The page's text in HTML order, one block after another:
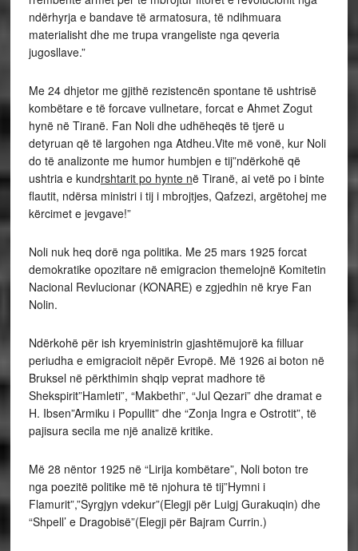
ndërhyrja e bandave të armatosura, të ndihmuara
materialisht dhe me trupa vrangeliste nga qeveria
jugosllave.”
Me 24 dhjetor me gjithë rezistencën spontane të ushtrisë
kombëtare e të forcave vullnetare, forcat e Ahmet Zogut
hynë në Tiranë. Fan Noli dhe udhëheqës të tjerë u
detyruan që të largohen nga Atdheu.Vite më vonë, kur Noli
do të analizonte me humor humbjen e tij”ndërkohë që
ushtria e kundrshtarit po hynte në Tiranë, ai vetë po i binte
flautit, ndërsa ministri i tij i mbrojtjes, Qafzezi, argëtohej me
kërcimet e jevgave!”
Noli nuk heq dorë nga politika. Me 25 mars 1925 forcat
demokratike opozitare në emigracion themelojnë Komitetin
Nacional Revlucionar (KONARE) e zgjedhin në krye Fan
Nolin.
Ndërkohë për ish kryeministrin gjashtëmujorë ka filluar
periudha e emigracioit nëpër Evropë. Më 1926 ai boton në
Bruksel në përkthimin shqip veprat madhore të
Shekspirit”Hamleti”, “Makbethi”, “Jul Qezari” dhe dramat e
H. Ibsen”Armiku i Popullit” dhe “Zonja Ingra e Ostrotit”, të
pajisura secila me një analizë kritike.
Më 28 nëntor 1925 në “Lirija kombëtare”, Noli boton tre
nga poezitë politike më të njohura të tij”Hymni i
Flamurit”,”Syrgjyn vdekur”(Elegji për Luigj Gurakuqin) dhe
“Shpell’ e Dragobisë”(Elegji për Bajram Currin.)